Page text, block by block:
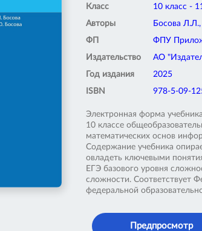
Класс
10 класс -
Авторы
Босова
ФП
ФПУ
Издательство
АО
Год издания
2025
ISBN
978-5-09-
Электронная форма
10 классе
математических основ
Содержание учебника
овладеть ключевыми
ЕГЭ базового уровня
сложности. Соответствует
федеральной
Предпросмотр